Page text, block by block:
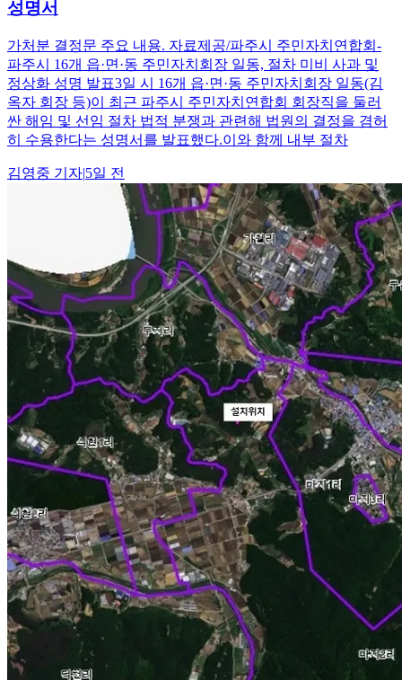
성명서
가처분 결정문 주요 내용. 자료제공/파주시 주민자치연합회-
파주시 16개 읍·면·동 주민자치회장 일동, 절차 미비 사과 및
정상화 성명 발표3일 시 16개 읍·면·동 주민자치회장 일동(김
옥자 회장 등)이 최근 파주시 주민자치연합회 회장직을 둘러
싼 해임 및 선임 절차 법적 분쟁과 관련해 법원의 결정을 겸허
히 수용한다는 성명서를 발표했다.이와 함께 내부 절차
김영중 기자|5일 전